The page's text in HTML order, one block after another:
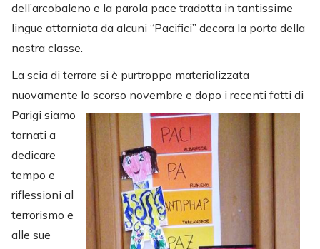
dell’arcobaleno e la parola pace tradotta in tantissime
lingue attorniata da alcuni “Pacifici” decora la porta della
nostra classe.
La scia di terrore si è purtroppo materializzata
nuovamente lo scorso novembre e dopo i recenti fatti di
Parigi siamo
tornati a
dedicare
tempo e
riflessioni al
terrorismo e
alle sue